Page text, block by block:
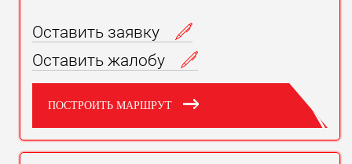
Оставить заявку
Оставить жалобу
ПОСТРОИТЬ МАРШРУТ